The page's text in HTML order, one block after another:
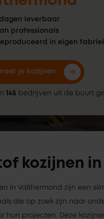
leverbaar
professionals
in eigen
je kozijnen
145 bedrijven uit de buurt
kozijnen
in Valthermond zijn een
die op zoek zijn naar
hun projecten. Deze